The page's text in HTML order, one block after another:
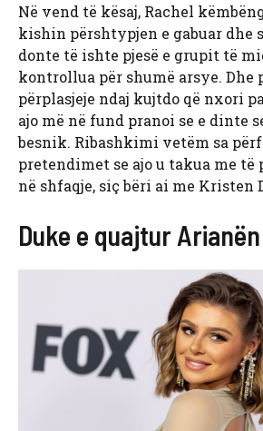
Në vend të kësaj, Rachel
kishin përshtypjen e gabuar dhe
donte të ishte pjesë e grupit të
kontrollua për shumë arsye. Dhe
përplasjeje ndaj kujtdo që nxori
ajo më në fund pranoi se e dinte
besnik. Ribashkimi vetëm sa
pretendimet se ajo u takua me të
në shfaqje, siç bëri ai me Kristen
Duke e quajtur Arianën